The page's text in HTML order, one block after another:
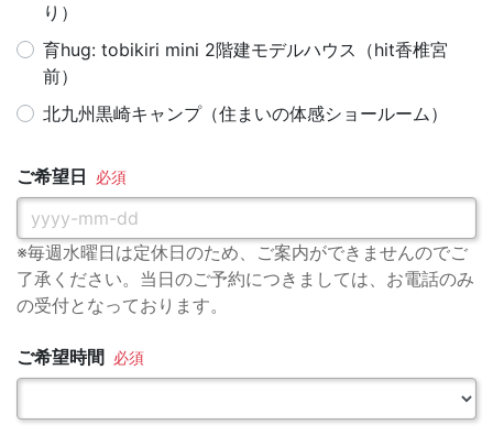
り）
育hug: tobikiri mini 2階建モデルハウス（hit香椎宮
前）
北九州黒崎キャンプ（住まいの体感ショールーム）
ご希望日
※毎週水曜日は定休日のため、ご案内ができませんのでご
了承ください。当日のご予約につきましては、お電話のみ
の受付となっております。
ご希望時間